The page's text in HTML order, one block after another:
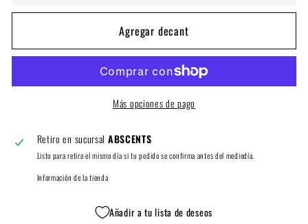
Agregar decant
Más opciones de pago
Retiro en sucursal ABSCENTS
Listo para retiro el mismo día si tu pedido se confirma antes del mediodía.
Información de la tienda
Añadir a tu lista de deseos